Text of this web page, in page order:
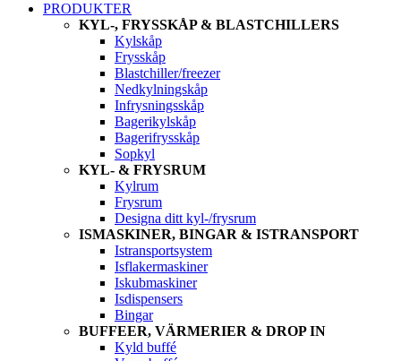
PRODUKTER
KYL-, FRYSSKÅP & BLASTCHILLERS
Kylskåp
Frysskåp
Blastchiller/freezer
Nedkylningskåp
Infrysningsskåp
Bagerikylskåp
Bagerifrysskåp
Sopkyl
KYL- & FRYSRUM
Kylrum
Frysrum
Designa ditt kyl-/frysrum
ISMASKINER, BINGAR & ISTRANSPORT
Istransportsystem
Isflakermaskiner
Iskubmaskiner
Isdispensers
Bingar
BUFFEER, VÄRMERIER & DROP IN
Kyld buffé